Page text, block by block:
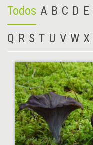
Todos A B C D E
Q R S T U V W X